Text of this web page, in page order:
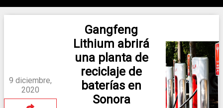
9 diciembre,
2020
Gangfeng
Lithium abrirá
una planta de
reciclaje de
baterías en
Sonora